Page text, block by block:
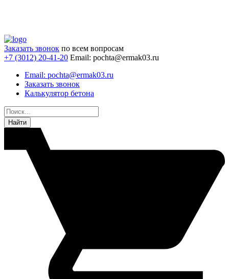
Заказать звонок по всем вопросам
+7 (3012) 20-41-20 Email: pochta@ermak03.ru
Email: pochta@ermak03.ru
Заказать звонок
Калькулятор бетона
Найти